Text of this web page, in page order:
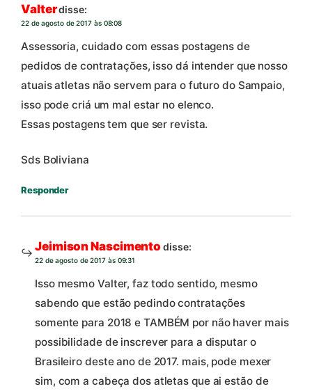
Valterdisse:
22 de agosto de 2017 às 08:08
Assessoria, cuidado com essas postagens de
pedidos de contratações, isso dá intender que nosso
atuais atletas não servem para o futuro do Sampaio,
isso pode criá um mal estar no elenco.
Essas postagens tem que ser revista.
Sds Boliviana
Responder
Jeimison Nascimento disse:
22 de agosto de 2017 às 09:31
Isso mesmo Valter, faz todo sentido, mesmo
sabendo que estão pedindo contratações
somente para 2018 e TAMBÉM por não haver mais
possibilidade de inscrever para a disputar o
Brasileiro deste ano de 2017. mais, pode mexer
sim, com a cabeça dos atletas que ai estão de